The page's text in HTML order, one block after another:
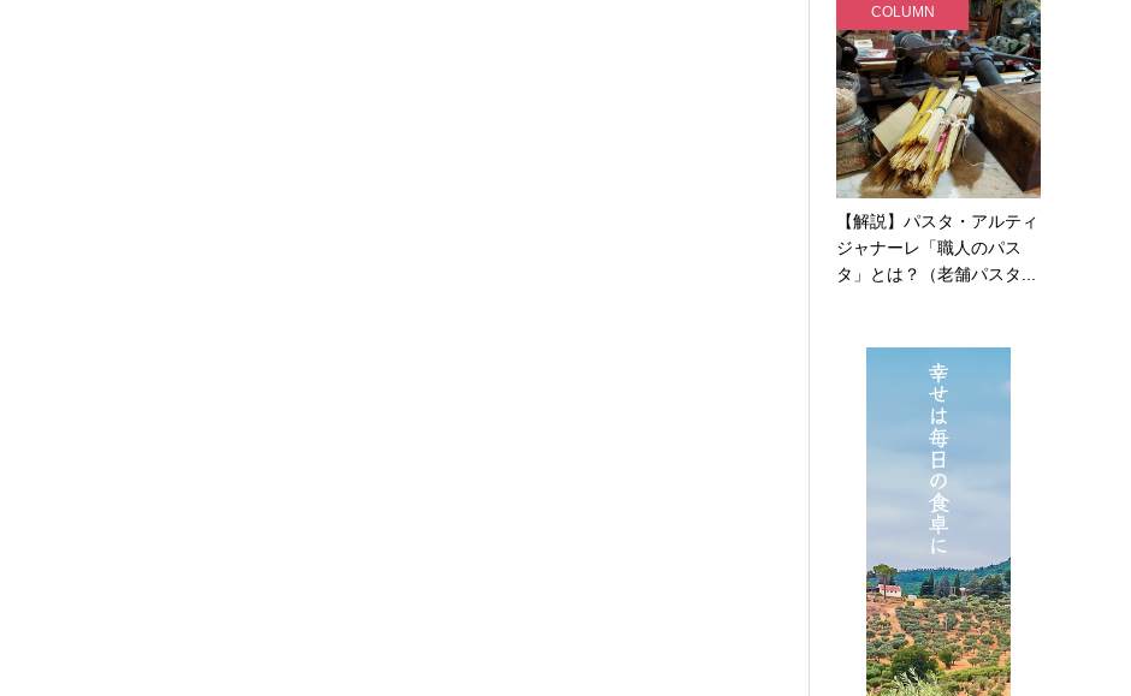
COLUMN
【解説】パスタ・アルティ
ジャナーレ「職人のパス
タ」とは？（老舗パスタ...